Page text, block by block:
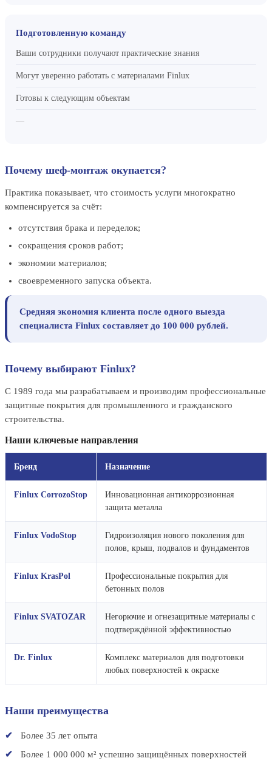
Подготовленную команду
Ваши сотрудники получают практические знания
Могут уверенно работать с материалами Finlux
Готовы к следующим объектам
—
Почему шеф-монтаж окупается?
Практика показывает, что стоимость услуги многократно
компенсируется за счёт:
отсутствия брака и переделок;
сокращения сроков работ;
экономии материалов;
своевременного запуска объекта.
Средняя экономия клиента после одного выезда
специалиста Finlux составляет до 100 000 рублей.
Почему выбирают Finlux?
С 1989 года мы разрабатываем и производим профессиональные
защитные покрытия для промышленного и гражданского
строительства.
Наши ключевые направления
Бренд Назначение
Finlux CorrozoStop
Инновационная антикоррозионная
защита металла
Finlux VodoStop
Гидроизоляция нового поколения для
полов, крыш, подвалов и фундаментов
Finlux KrasPol
Профессиональные покрытия для
бетонных полов
Finlux SVATOZAR
Негорючие и огнезащитные материалы с
подтверждённой эффективностью
Dr. Finlux
Комплекс материалов для подготовки
любых поверхностей к окраске
Наши преимущества
Более 35 лет опыта
Более 1 000 000 м² успешно защищённых поверхностей